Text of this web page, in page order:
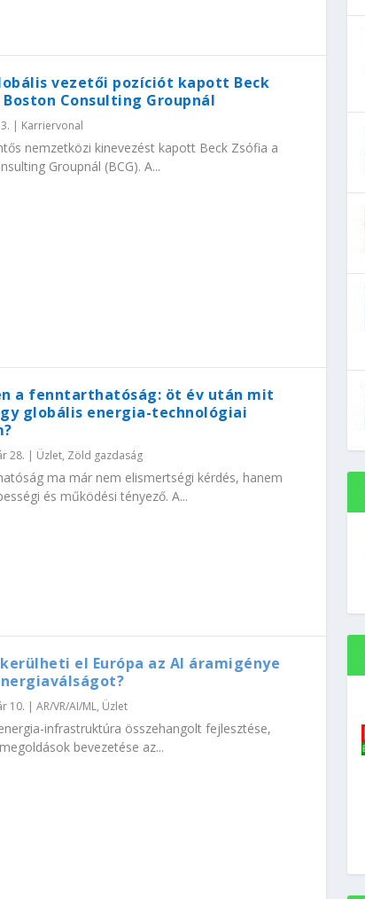
vezetői pozíciót kapott Beck
Consulting Groupnál
| Karriervonal
nemzetközi kinevezést kapott Beck Zsófia a
Groupnál (BCG). A...
a fenntarthatóság: öt év után mit
globális energia-technológiai
28. | Üzlet, Zöld gazdaság
ma már nem elismertségi kérdés, hanem
és működési tényező. A...
el Európa az AI áramigénye
10. | AR/VR/AI/ML, Üzlet
infrastruktúra összehangolt fejlesztése,
bevezetése az...